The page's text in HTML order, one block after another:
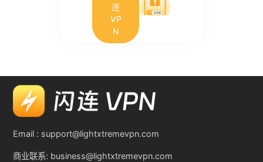
连
VP
N
Email : support@lightxtremevpn.com
商业联系: business@lightxtremevpn.com